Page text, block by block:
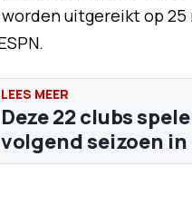
uitgereikt op
Deze 22 clubs
volgend seizoen